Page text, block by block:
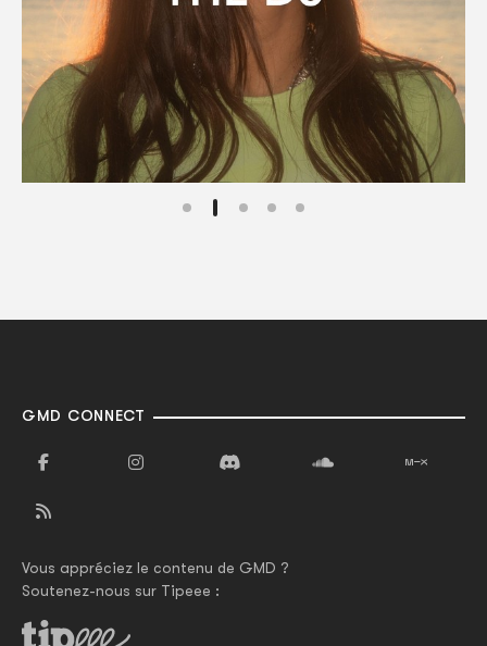
GMD CONNECT
Vous appréciez le contenu de GMD ?
Soutenez-nous sur Tipeee :